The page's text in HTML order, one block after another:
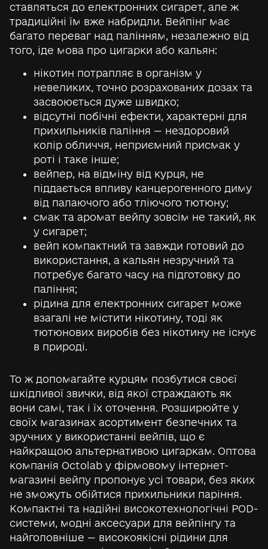
ставляться до електронних сигарет, але ж
традиційні їм вже набридли. Вейпінг має
багато переваг над палінням, незалежно від
того, іде мова про цигарки або кальян:
нікотин потрапляє в організм у
невеликих, точно розрахованих дозах та
засвоюється дуже швидко;
відсутні побічні ефекти, характерні для
прихильників паління — нездоровий
колір обличчя, неприємний присмак у
роті і таке інше;
вейпер, на відміну від курця, не
піддається впливу канцерогенного диму
від палаючого або тліючого тютюну;
смак та аромат вейпу зовсім не такий, як
у сигарет;
вейп компактний та завжди готовий до
використання, а кальян незручний та
потребує багато часу на підготовку до
паління;
рідина для електронних сигарет може
взагалі не містити нікотину, тоді як
тютюнових виробів без нікотину не існує
в природі.
То ж допомагайте курцям позбутися своєї
шкідливої звички, від якої страждають як
вони самі, так і їх оточення. Розширюйте у
своїх магазинах асортимент безпечних та
зручних у використанні вейпів, що є
найкращою альтернативою цигаркам. Оптова
компанія Octolab у фірмовому інтернет-
магазині вейпу пропонує усі товари, без яких
не зможуть обійтися прихильники паріння.
Компактні та надійні високотехнологічні POD-
системи, модні аксесуари для вейпінгу та
найголовніше — високоякісні рідини для